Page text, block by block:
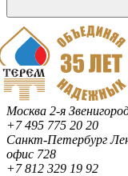
Москва 2-я
+7 495 775 20 20
Санкт-Петербург
офис 728
+7 812 329 19 92